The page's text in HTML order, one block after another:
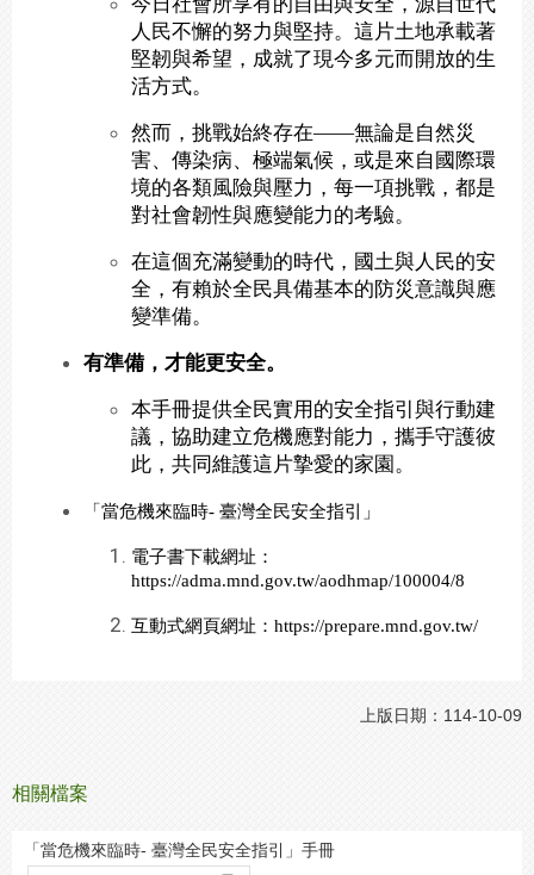
今日社會所享有的自由與安全，源自世代
人民不懈的努力與堅持。這片土地承載著
堅韌與希望，成就了現今多元而開放的生
活方式。
然而，挑戰始終存在——無論是自然災
害、傳染病、極端氣候，或是來自國際環
境的各類風險與壓力，每一項挑戰，都是
對社會韌性與應變能力的考驗。
在這個充滿變動的時代，國土與人民的安
全，有賴於全民具備基本的防災意識與應
變準備。
有準備，才能更安全。
本手冊提供全民實用的安全指引與行動建
議，協助建立危機應對能力，攜手守護彼
此，共同維護這片摯愛的家園。
「當危機來臨時- 臺灣全民安全指引」
電子書下載網址：
https://adma.mnd.gov.tw/aodhmap/100004/8
互動式網頁網址：https://prepare.mnd.gov.tw/
上版日期：114-10-09
相關檔案
「當危機來臨時- 臺灣全民安全指引」手冊